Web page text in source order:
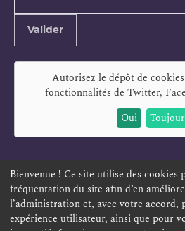
Valider
Autorisez le dépôt de
fonctionnalités de Twitter,
Oui
ESPACE PERSONNEL OFFRES
TÉLÉSERVICES PLAN DU
Bienvenue ! Ce site utilise des cookies
fréquentation du site afin d’en
l’administration et, avec votre accord,
expérience utilisateur, ainsi que pour